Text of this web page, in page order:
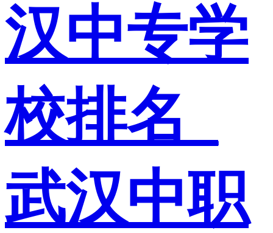
汉中专学
校排名_
武汉中职